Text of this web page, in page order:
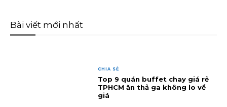
Bài viết mới nhất
CHIA SẺ
Top 9 quán buffet chay giá rẻ
TPHCM ăn thả ga không lo về
giá